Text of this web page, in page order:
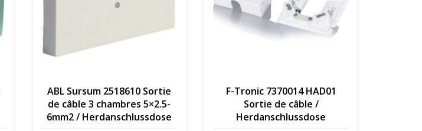
ABL Sursum 2518610 Sortie
de câble 3 chambres 5×2.5-
6mm2 / Herdanschlussdose
F-Tronic 7370014 HAD01
Sortie de câble /
Herdanschlussdose